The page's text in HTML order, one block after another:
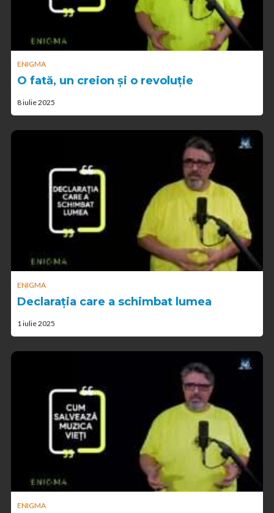
ENIGMA
O fată, un creion și o revoluție
8 iulie 2025
ENIGMA
Declarația care a schimbat lumea
1 iulie 2025
ENIGMA